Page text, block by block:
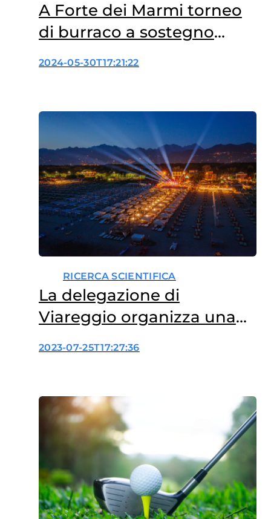
A Forte dei Marmi torneo
di burraco a sostegno
della ricerca scientifica
2024-05-30T17:21:22
RICERCA SCIENTIFICA
La delegazione di
Viareggio organizza una
Charity Dinner con ballo a
2023-07-25T17:27:36